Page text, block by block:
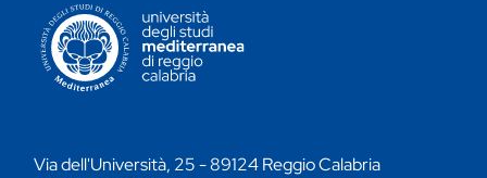
CONTATTI ATENEO
Via dell'Università, 25 - 89124 Reggio Calabria